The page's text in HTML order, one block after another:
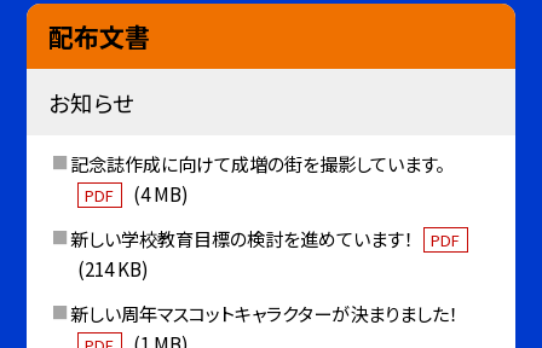
配布文書
お知らせ
記念誌作成に向けて成増の街を撮影しています。
PDF
(4 MB)
新しい学校教育目標の検討を進めています！
PDF
(214 KB)
新しい周年マスコットキャラクターが決まりました！